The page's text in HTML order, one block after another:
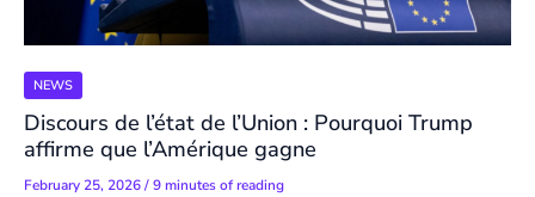
NEWS
Discours de l’état de l’Union : Pourquoi Trump
affirme que l’Amérique gagne
February 25, 2026/9 minutes of reading